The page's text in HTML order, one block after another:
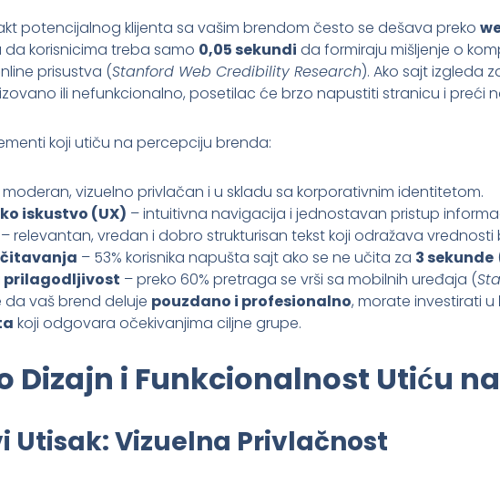
potencijalnog klijenta sa vašim brendom često se dešava preko
da korisnicima treba samo 0,05 sekundi da formiraju mišljenje o
prisustva (Stanford Web Credibility Research). Ako sajt izgleda
ili nefunkcionalno, posetilac će brzo napustiti stranicu i preći
koji utiču na percepciju brenda:
moderan, vizuelno privlačan i u skladu sa korporativnim identitetom.
iskustvo (UX) – intuitivna navigacija i jednostavan pristup
– relevantan, vredan i dobro strukturisan tekst koji odražava vrednosti
– 53% korisnika napušta sajt ako se ne učita za 3 sekunde
prilagodljivost – preko 60% pretraga se vrši sa mobilnih uređaja (
da vaš brend deluje pouzdano i profesionalno, morate investirati u
koji odgovara očekivanjima ciljne grupe.
Dizajn i Funkcionalnost Utiću
Utisak: Vizuelna Privlačnost